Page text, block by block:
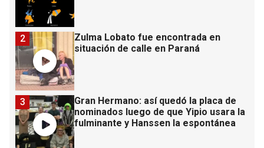
Zulma Lobato fue encontrada en
situación de calle en Paraná
2
Gran Hermano: así quedó la placa de
nominados luego de que Yipio usara la
fulminante y Hanssen la espontánea
3